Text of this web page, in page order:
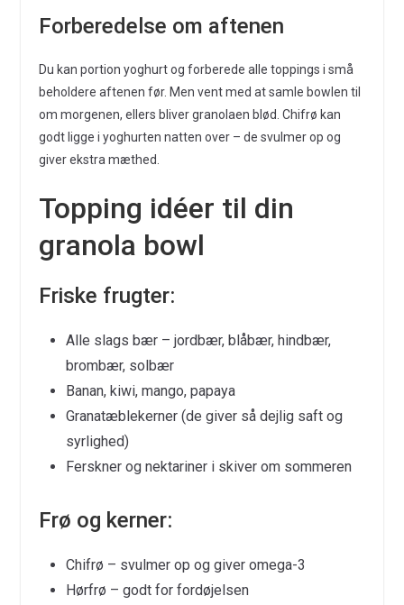
Forberedelse om aftenen
Du kan portion yoghurt og forberede alle toppings i små
beholdere aftenen før. Men vent med at samle bowlen til
om morgenen, ellers bliver granolaen blød. Chifrø kan
godt ligge i yoghurten natten over – de svulmer op og
giver ekstra mæthed.
Topping idéer til din
granola bowl
Friske frugter:
Alle slags bær – jordbær, blåbær, hindbær,
brombær, solbær
Banan, kiwi, mango, papaya
Granatæblekerner (de giver så dejlig saft og
syrlighed)
Ferskner og nektariner i skiver om sommeren
Frø og kerner:
Chifrø – svulmer op og giver omega-3
Hørfrø – godt for fordøjelsen